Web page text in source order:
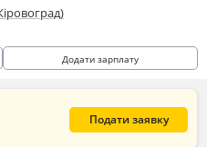
Додати зарплату
Подати заявку